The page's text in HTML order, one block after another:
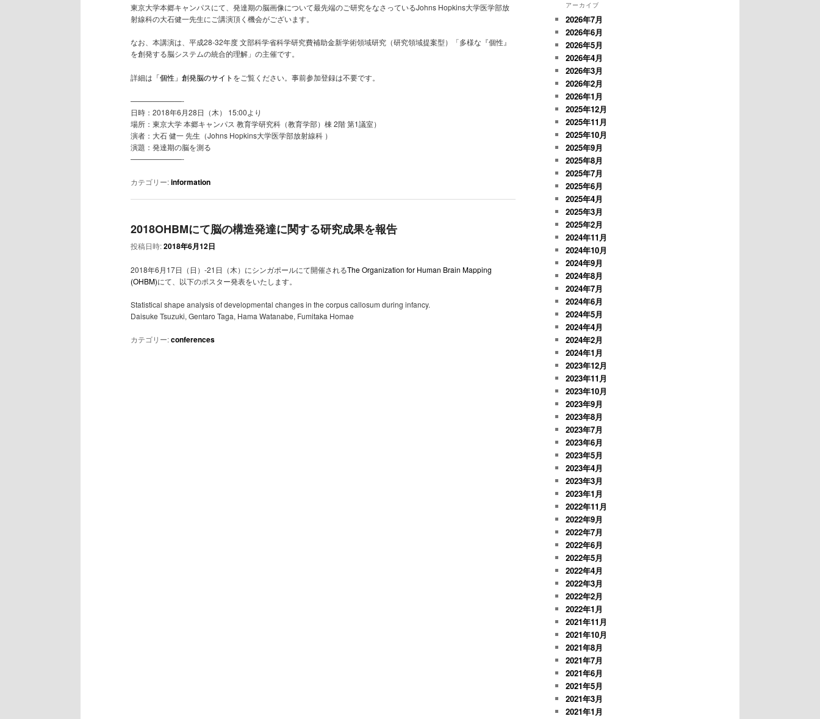
東京大学本郷キャンパスにて、発達期の脳画像について最先端のご研究をなさっているJohns Hopkins大学医学部放
射線科の大石健一先生にご講演頂く機会がございます。
なお、本講演は、平成28-32年度 文部科学省科学研究費補助金新学術領域研究（研究領域提案型）「多様な『個性』
を創発する脳システムの統合的理解」の主催です。
詳細は 「個性」創発脳のサイト をご覧ください。事前参加登録は不要です。
———————-
日時：2018年6月28日（木） 15:00より
場所：東京大学 本郷キャンパス 教育学研究科（教育学部）棟 2階 第1議室）
演者：大石 健一 先生（Johns Hopkins大学医学部放射線科 ）
演題：発達期の脳を測る
———————-
カテゴリー:information
2018OHBMにて脳の構造発達に関する研究成果を報告
投稿日時:2018年6月12日
2018年6月17日（日）-21日（木）にシンガポールにて開催されるThe Organization for Human Brain Mapping
(OHBM)にて、以下のポスター発表をいたします。
Statistical shape analysis of developmental changes in the corpus callosum during infancy.
Daisuke Tsuzuki, Gentaro Taga, Hama Watanabe, Fumitaka Homae
カテゴリー:conferences
アーカイブ
2026年7月
2026年6月
2026年5月
2026年4月
2026年3月
2026年2月
2026年1月
2025年12月
2025年11月
2025年10月
2025年9月
2025年8月
2025年7月
2025年6月
2025年4月
2025年3月
2025年2月
2024年11月
2024年10月
2024年9月
2024年8月
2024年7月
2024年6月
2024年5月
2024年4月
2024年2月
2024年1月
2023年12月
2023年11月
2023年10月
2023年9月
2023年8月
2023年7月
2023年6月
2023年5月
2023年4月
2023年3月
2023年1月
2022年11月
2022年9月
2022年7月
2022年6月
2022年5月
2022年4月
2022年3月
2022年2月
2022年1月
2021年11月
2021年10月
2021年8月
2021年7月
2021年6月
2021年5月
2021年3月
2021年1月